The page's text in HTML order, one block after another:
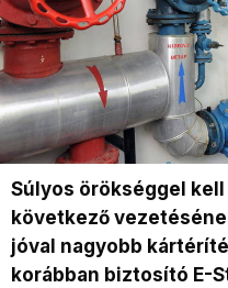
Súlyos örökséggel
következő
jóval nagyobb
korábban biztosító E-